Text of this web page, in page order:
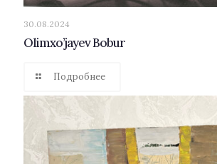
30.08.2024
Olimxo’jayev Bobur
Подробнее